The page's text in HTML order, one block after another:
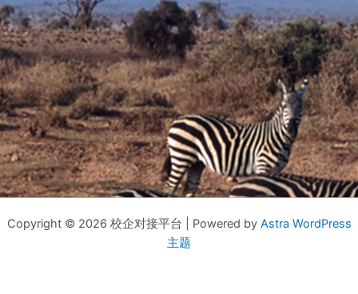
Copyright © 2026 校企对接平台 | Powered by Astra WordPress
主题